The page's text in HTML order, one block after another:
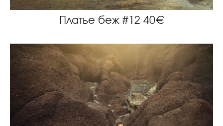
Платье беж #12 40€